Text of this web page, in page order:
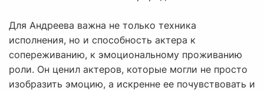
Для Андреева важна не только техника
исполнения, но и способность актера к
сопереживанию, к эмоциональному проживанию
роли. Он ценил актеров, которые могли не просто
изобразить эмоцию, а искренне ее почувствовать и